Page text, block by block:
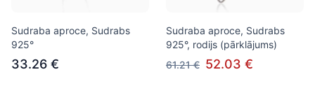
Sudraba aproce, Sudrabs
925°
33.26 €
Sudraba aproce, Sudrabs
925°, rodijs (pārklājums)
61.21 € 52.03 €